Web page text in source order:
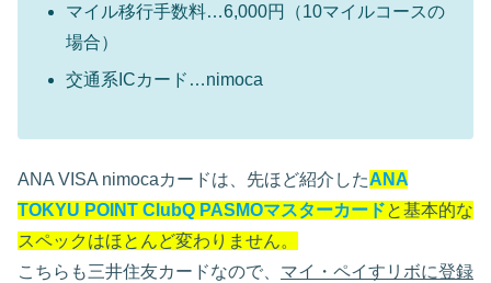
マイル移行手数料…6,000円（10マイルコースの
場合）
交通系ICカード…nimoca
ANA VISA nimocaカードは、先ほど紹介したANA
TOKYU POINT ClubQ PASMOマスターカードと基本的な
スペックはほとんど変わりません。
こちらも三井住友カードなので、 マイ・ペイすリボに登録